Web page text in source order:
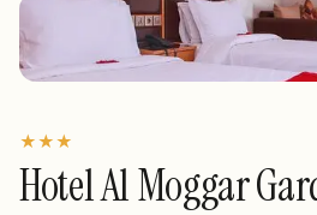
★★★
Hotel Al Moggar